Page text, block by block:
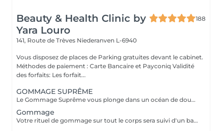
Beauty & Health Clinic by
Yara Louro
188
141, Route de Trèves Niederanven L-6940
Vous disposez de places de Parking gratuites devant le cabinet.
Méthodes de paiement : Carte Bancaire et Payconiq Validité
des forfaits: Les forfait...
GOMMAGE SUPRÊME
Le Gommage Suprême vous plonge dans un océan de douceur pour une peau sublimée. Le massage relaxant effectué après le gommage vous donnera la sensation d'évasion suprême. Le résultat sera une recharge profonde avec votre corps et votre mental libéré de toutes les pollutions accumulées au fil des jours.
Gommage
Votre rituel de gommage sur tout le corps sera suivi d'un bain. Après cela vous bénéficierez d'un soin d'hydratation profonde.